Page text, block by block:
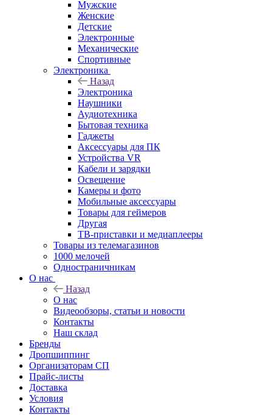
Мужские
Женские
Детские
Электронные
Механические
Спортивные
Электроника
Назад
Электроника
Наушники
Аудиотехника
Бытовая техника
Гаджеты
Аксессуары для ПК
Устройства VR
Кабели и зарядки
Освещение
Камеры и фото
Мобильные аксессуары
Товары для геймеров
Другая
ТВ-приставки и медиаплееры
Товары из телемагазинов
1000 мелочей
Одностраничникам
О нас
Назад
О нас
Видеообзоры, статьи и новости
Контакты
Наш склад
Бренды
Дропшиппинг
Организаторам СП
Прайс-листы
Доставка
Условия
Контакты